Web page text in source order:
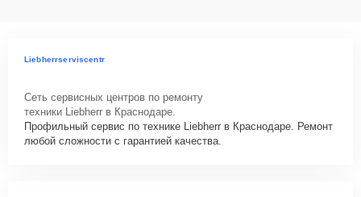
Liebherrserviscentr
Сеть сервисных центров по ремонту
техники Liebherr в Краснодаре.
Профильный сервис по технике Liebherr в Краснодаре. Ремонт
любой сложности с гарантией качества.